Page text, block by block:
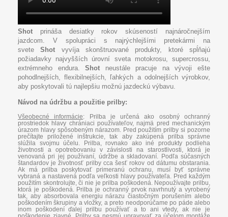
Shot prináša desiatky rokov skúseností najnáročnejším
jazdcom. V spolupráci s najrýchlejšími pretekármi na
sveteShot vyvíja skonštruované produkty, ktoré spĺňajú
požiadavky najvyšších úrovní sveta motokrosu, supercrossu,
extrémneho endura.Shot neustále pracuje na vývoji ešte
pohodlnejších, flexibilnejších, ľahkých a odolnejších výrobkov,
aby poskytovali tú najlepšiu možnú jazdeckú výbavu.
Návod na údržbu a použitie prilby:
Všeobecné informácie: Prilba je určená ako osobný ochranný
prostriedok hlavy chrániaci používateľov, najmä pred mechanickým
úrazom hlavy spôsobeným nárazom. Pred použitím prilby si pozorne
prečítajte priložené inštrukcie, tak aby zakúpená prilba správne
slúžila svojmu účelu. Prilba, rovnako ako iné produkty podlieha
životnosti a opotrebovaniu v závislosti na starostlivosti, ktorá je
venovaná pri jej používaní, údržbe a skladovaní. Podľa súčasných
štandardov je životnosť prilby cca šesť rokov od dátumu obstarania.
Ak má prilba poskytovať primeranú ochranu, musí byť správne
vybraná a nastavená podľa veľkosti hlavy používateľa. Pred každým
použitím skontrolujte, či nie je prilba poškodená. Nepoužívajte prilbu,
ktorá je poškodená. Prilba je ochranný prvok navrhnutý a vyrobený
tak, aby absorbovala energiu nárazu čiastočným porušením alebo
poškodením škrupiny a vložky, a preto neodporúčame po páde alebo
inom poškodení ďalej prilbu používať a to ani vtedy, ak nie je